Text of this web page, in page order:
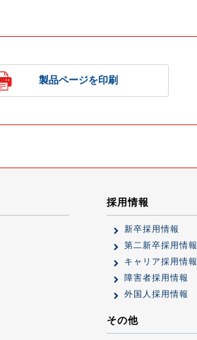
製品ページを印刷
採用情報
新卒採用情報
第二新卒採用情報
キャリア採用情報
障害者採用情報
外国人採用情報
その他